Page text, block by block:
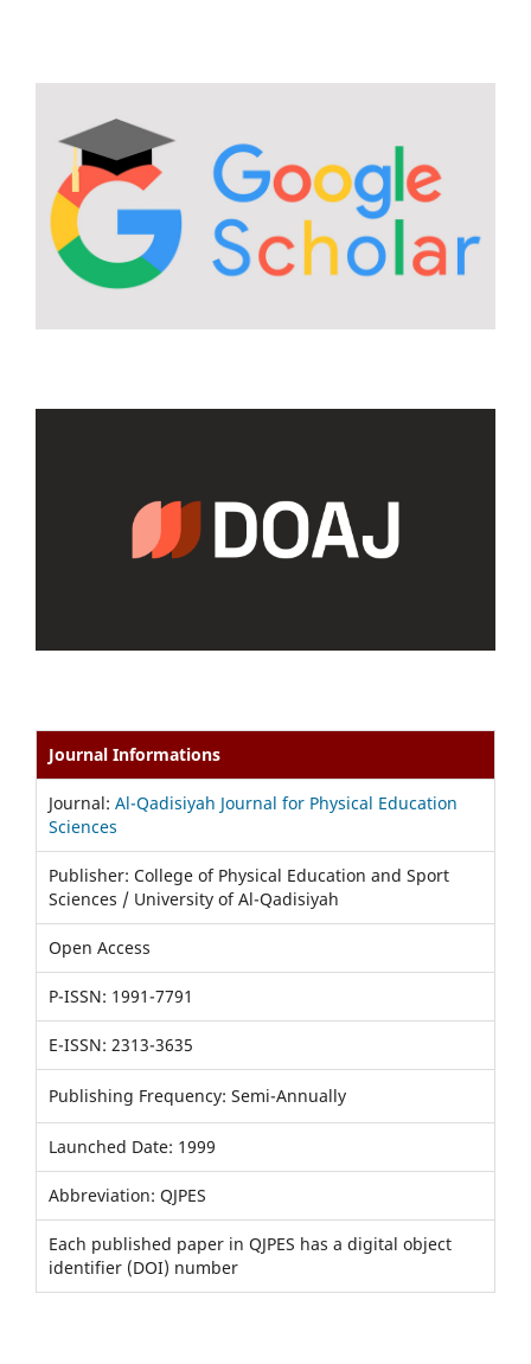
Journal Informations
Journal: Al-Qadisiyah Journal for Physical Education
Sciences
Publisher: College of Physical Education and Sport
Sciences / University of Al-Qadisiyah
Open Access
P-ISSN: 1991-7791
E-ISSN: 2313-3635
Publishing Frequency: Semi-Annually
Launched Date: 1999
Abbreviation: QJPES
Each published paper in QJPES has a digital object
identifier (DOI) number